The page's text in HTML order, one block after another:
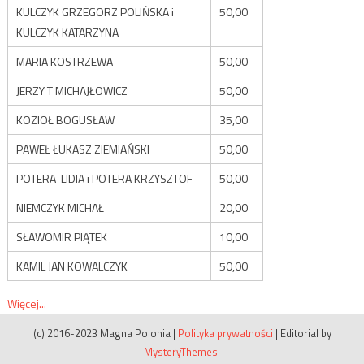
KULCZYK GRZEGORZ POLIŃSKA i
KULCZYK KATARZYNA
50,00
MARIA KOSTRZEWA
50,00
JERZY T MICHAJŁOWICZ
50,00
KOZIOŁ BOGUSŁAW
35,00
PAWEŁ ŁUKASZ ZIEMIAŃSKI
50,00
POTERA LIDIA i POTERA KRZYSZTOF
50,00
NIEMCZYK MICHAŁ
20,00
SŁAWOMIR PIĄTEK
10,00
KAMIL JAN KOWALCZYK
50,00
Więcej...
(c) 2016-2023 Magna Polonia | Polityka prywatności | Editorial by
MysteryThemes.